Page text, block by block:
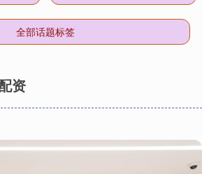
全部话题标签
资